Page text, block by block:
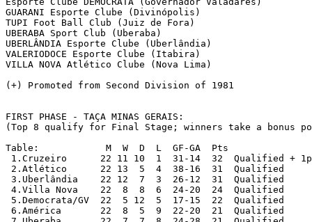
GUARANI Esporte Clube (Divinópolis)
TUPI Foot Ball Club (Juiz de Fora)
UBERABA Sport Club (Uberaba)
UBERLÂNDIA Esporte Clube (Uberlândia)
VALERIODOCE Esporte Clube (Itabira)
VILLA NOVA Atlético Clube (Nova Lima)
(+) Promoted from Second Division of 1981
FIRST PHASE - TAÇA MINAS GERAIS:
(Top 8 qualify for Final Stage; winners take a bonus
Table:		  M  W  D  L  GF-GA  Pts
1.Cruzeiro  	 22 11 10  1  31-14  32  Qualified + 1pt
2.Atlético  	 22 13  5  4  38-16  31  Qualified
3.Uberlândia    22 12  7  3  26-12  31  Qualified
4.Villa Nova    22  8  8  6  24-20  24  Qualified
5.Democrata/GV  22  5 12  5  17-15  22  Qualified
6.América  	 22  8  5  9  22-20  21  Qualified